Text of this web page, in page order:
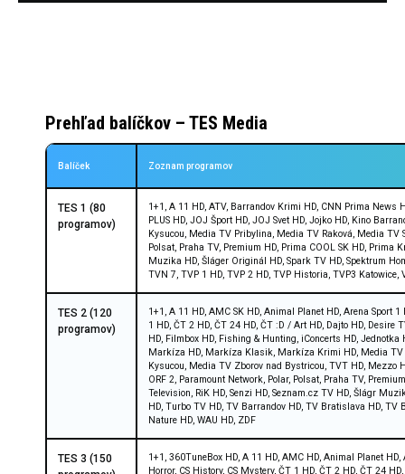
Prehľad balíčkov – TES Media
Balíček Zoznam programov
TES 1 (80
programov)
1+1, A 11 HD, ATV, Barrandov Krimi HD, CNN Prima News
PLUS HD, JOJ Šport HD, JOJ Svet HD, Jojko HD, Kino
Kysucou, Media TV Pribylina, Media TV Raková, Media TV
Polsat, Praha TV, Premium HD, Prima COOL SK HD, Prima
Muzika HD, Šláger Originál HD, Spark TV HD, Spektrum
TVN 7, TVP 1 HD, TVP 2 HD, TVP Historia, TVP3 Katowice,
TES 2 (120
programov)
1+1, A 11 HD, AMC SK HD, Animal Planet HD, Arena Sport
1 HD, ČT 2 HD, ČT 24 HD, ČT :D / Art HD, Dajto HD, Desire
HD, Filmbox HD, Fishing & Hunting, iConcerts HD,
Markíza HD, Markíza Klasik, Markíza Krimi HD, Media TV
Kysucou, Media TV Zborov nad Bystricou, TVT HD, Mezzo
ORF 2, Paramount Network, Polar, Polsat, Praha TV,
Television, RiK HD, Senzi HD, Seznam.cz TV HD, Šlágr
HD, Turbo TV HD, TV Barrandov HD, TV Bratislava HD,
Nature HD, WAU HD, ZDF
TES 3 (150
1+1, 360TuneBox HD, A 11 HD, AMC HD, Animal Planet
Horror, CS History, CS Mystery, ČT 1 HD, ČT 2 HD, ČT 24